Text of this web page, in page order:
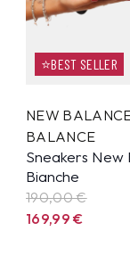
⭐BEST SELLER
NEW
BALANCE
Sneakers New
Bianche
190,00 €
169,99€